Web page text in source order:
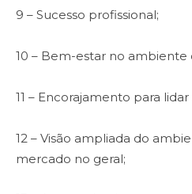
9 – Sucesso profissional;
10 – Bem-estar no ambiente
11 – Encorajamento para
12 – Visão ampliada do
mercado no geral;